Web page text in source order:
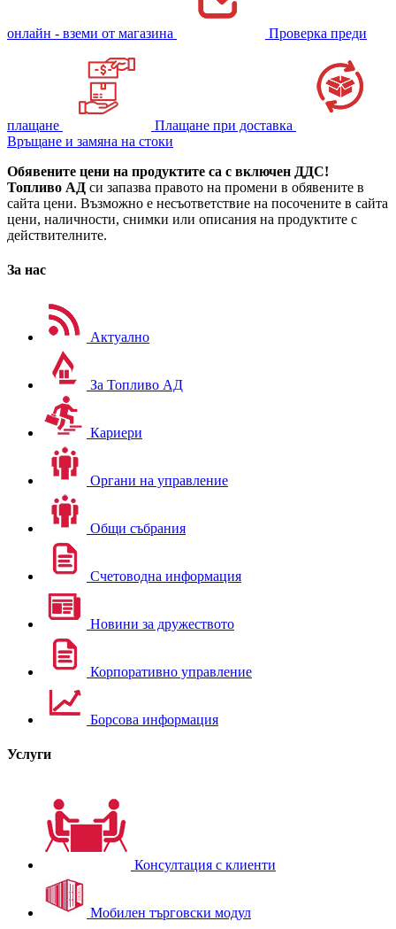
онлайн - вземи от магазина Проверка преди
плащане
Плащане при доставка
Връщане и замяна на стоки
Обявените цени на продуктите са с включен ДДС!
Топливо АД си запазва правото на промени в обявените в
сайта цени. Възможно е несъответствие на посочените в сайта
цени, наличности, снимки или описания на продуктите с
действителните.
За нас
Актуално
За Топливо АД
Кариери
Органи на управление
Общи събрания
Счетоводна информация
Новини за дружеството
Корпоративно управление
Борсова информация
Услуги
Консултация с клиенти
Мобилен търговски модул